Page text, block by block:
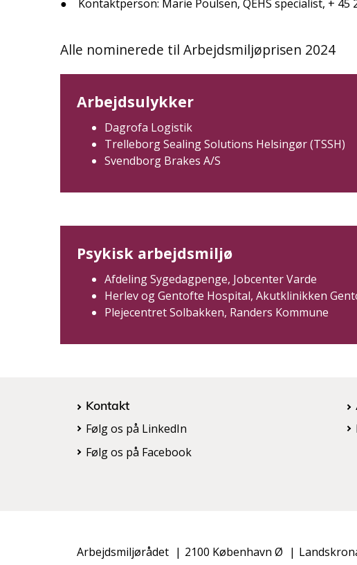
● Kontaktperson: Marie Poulsen, QEHS specialist, + 45
Alle nominerede til Arbejdsmiljøprisen 2024
Arbejdsulykker
Dagrofa Logistik
Trelleborg Sealing Solutions Helsingør (TSSH)
Svendborg Brakes A/S
Psykisk arbejdsmiljø
Afdeling Sygedagpenge, Jobcenter Varde
Herlev og Gentofte Hospital, Akutklinikken
Plejecentret Solbakken, Randers Kommune
Kontakt
Følg os på LinkedIn
Følg os på Facebook
Arbejdsmiljørådet 2100 København Ø